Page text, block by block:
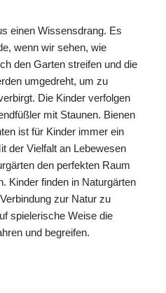
einen Wissensdrang. Es
wenn wir sehen, wie
den Garten streifen und die
umgedreht, um zu
Die Kinder verfolgen
mit Staunen. Bienen
ist für Kinder immer ein
der Vielfalt an Lebewesen
den perfekten Raum
Kinder finden in Naturgärten
zur Natur zu
spielerische Weise die
und begreifen.